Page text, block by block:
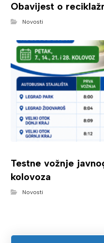
Obavijest o
Novosti
Testne vožnje
kolovoza
Novosti